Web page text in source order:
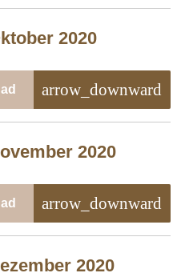
2020
arrow_downward
2020
arrow_downward
2020